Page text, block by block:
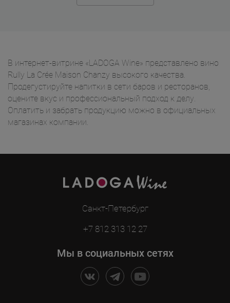
В интернет-витрине «LADOGA Wine» представлено вино
Rully La Crée Maison Chanzy высокого качества.
Продегустируйте напитки в сети баров и ресторанов,
оцените вкус и профессиональный подход к делу.
Оплатить и забрать продукцию можно в официальных
магазинах компании.
Санкт-Петербург
+7 812 313 12 27
Мы в социальных сетях